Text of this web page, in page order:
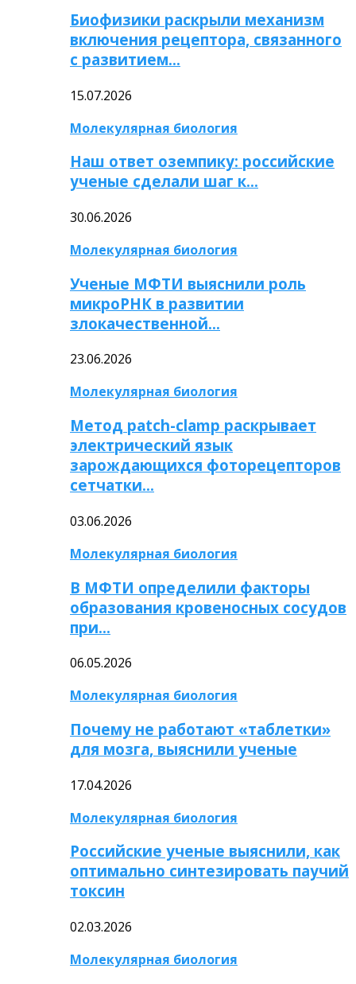
Биофизики раскрыли механизм
включения рецептора, связанного
с развитием…
15.07.2026
Молекулярная биология
Наш ответ оземпику: российские
ученые сделали шаг к…
30.06.2026
Молекулярная биология
Ученые МФТИ выяснили роль
микроРНК в развитии
злокачественной…
23.06.2026
Молекулярная биология
Метод patch-clamp раскрывает
электрический язык
зарождающихся фоторецепторов
сетчатки…
03.06.2026
Молекулярная биология
В МФТИ определили факторы
образования кровеносных сосудов
при…
06.05.2026
Молекулярная биология
Почему не работают «таблетки»
для мозга, выяснили ученые
17.04.2026
Молекулярная биология
Российские ученые выяснили, как
оптимально синтезировать паучий
токсин
02.03.2026
Молекулярная биология